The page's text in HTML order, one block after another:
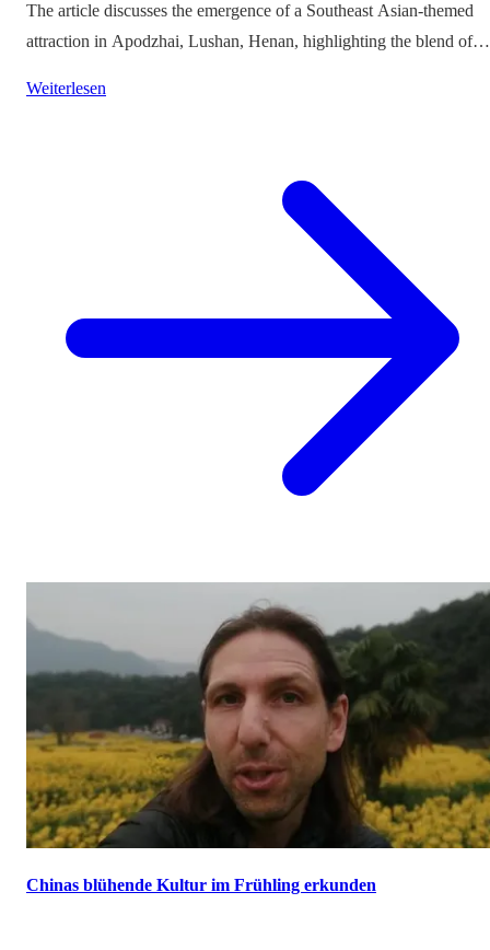
The article discusses the emergence of a Southeast Asian-themed
attraction in Apodzhai, Lushan, Henan, highlighting the blend of
of such themed tourism projects.
Weiterlesen
Chinas blühende Kultur im Frühling erkunden